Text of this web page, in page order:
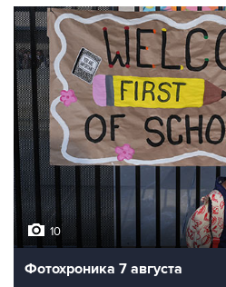
10
Фотохроника 7 августа